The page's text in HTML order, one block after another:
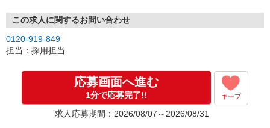
お気軽にご応募ください♪
この求人に関するお問い合わせ
0120-919-849
担当：採用担当
応募画面へ進む
1分で応募完了!! キープ
求人応募期間：2026/08/07～2026/08/31